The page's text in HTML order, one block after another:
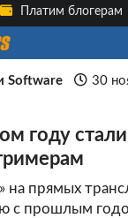
Платим блогерам
Software
30
году
на прямых
с прошлым